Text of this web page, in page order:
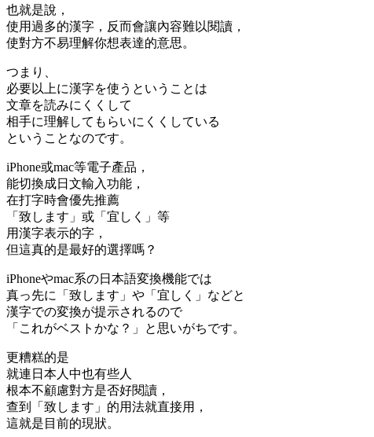
也就是說，
使用過多的漢字，反而會讓內容難以閱讀，
使對方不易理解你想表達的意思。
つまり、
必要以上に漢字を使うということは
文章を読みにくくして
相手に理解してもらいにくくしている
ということなのです。
iPhone或mac等電子產品，
能切換成日文輸入功能，
在打字時會優先推薦
「致します」或「宜しく」等
用漢字表示的字，
但這真的是最好的選擇嗎？
iPhoneやmac系の日本語変換機能では
真っ先に「致します」や「宜しく」などと
漢字での変換が提示されるので
「これがベストかな？」と思いがちです。
更糟糕的是
就連日本人中也有些人
根本不顧慮對方是否好閱讀，
查到「致します」的用法就直接用，
這就是目前的現狀。